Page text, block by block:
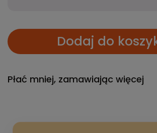
Dodaj do
Płać mniej, zamawiając więcej